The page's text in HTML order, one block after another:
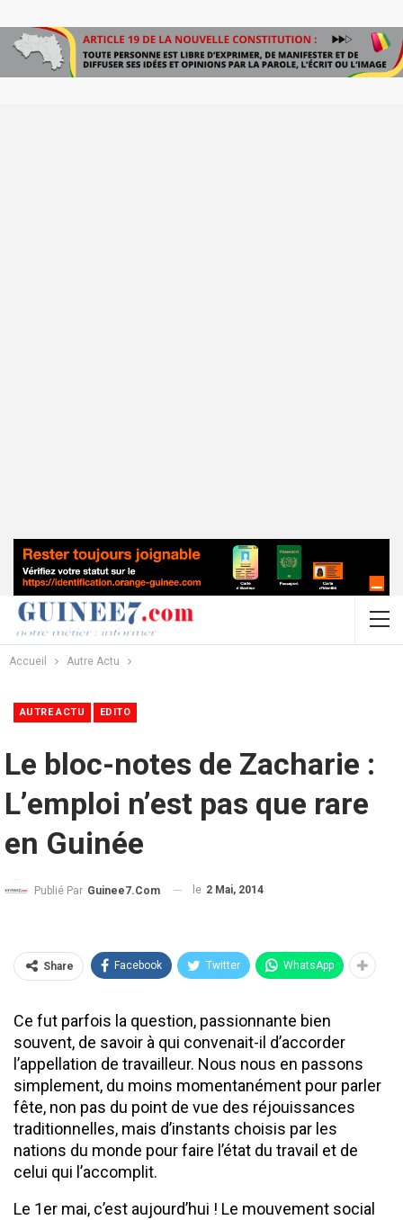
Accueil Autre Actu
AUTRE ACTU EDITO
Le bloc-notes de Zacharie :
L’emploi n’est pas que rare
en Guinée
Publié Par Guinee7.com le 2 Mai, 2014
Share Facebook Twitter WhatsApp
Ce fut parfois la question, passionnante bien
souvent, de savoir à qui convenait-il d’accorder
l’appellation de travailleur. Nous nous en passons
simplement, du moins momentanément pour parler
fête, non pas du point de vue des réjouissances
traditionnelles, mais d’instants choisis par les
nations du monde pour faire l’état du travail et de
celui qui l’accomplit.
Le 1er mai, c’est aujourd’hui ! Le mouvement social